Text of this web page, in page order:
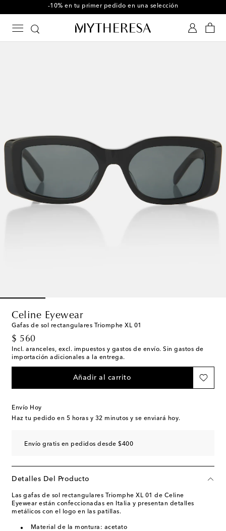
-10% en tu primer pedido en una selección
Celine Eyewear
Gafas de sol rectangulares Triomphe XL 01
$ 560
original price
Incl. aranceles, excl. impuestos y gastos de envío. Sin gastos de
importación adicionales a la entrega.
Añadir al carrito
Envío Hoy
Haz tu pedido en 5 horas y 32 minutos y se enviará hoy.
Envío gratis en pedidos desde $400
Detalles Del Producto
Las gafas de sol rectangulares Triomphe XL 01 de Celine
Eyewear están confeccionadas en Italia y presentan detalles
metálicos con el logo en las patillas.
Material de la montura: acetato